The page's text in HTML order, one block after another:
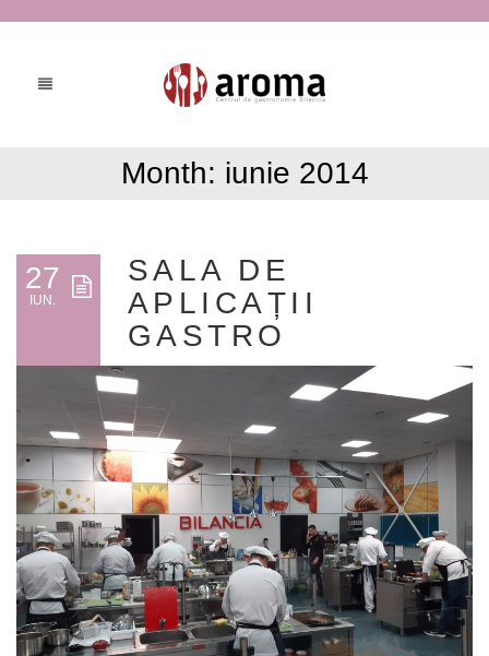
Month: iunie 2014
27
IUN.
SALA DE
APLICAȚII
GASTRO